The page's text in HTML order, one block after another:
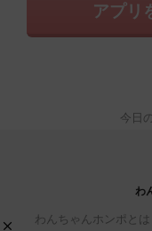
アプリ
今日
わ
わんちゃんホンポとは